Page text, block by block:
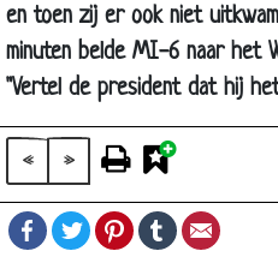
en toen zij er ook niet
minuten belde MI-6 naar het
"Vertel de president dat hij
« »
FacebookTwitterPinterestTumblr
05 Mar 2007
Geweldig leven
05 Mar 2007
Roomboter oorlog
03 Mar 2007
Studenten mop
22 Feb 2007
Ambtelijke